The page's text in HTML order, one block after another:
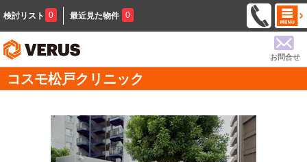
検討リスト 0 最近見た物件 0
お問合せ
コスモ松戸クリニック